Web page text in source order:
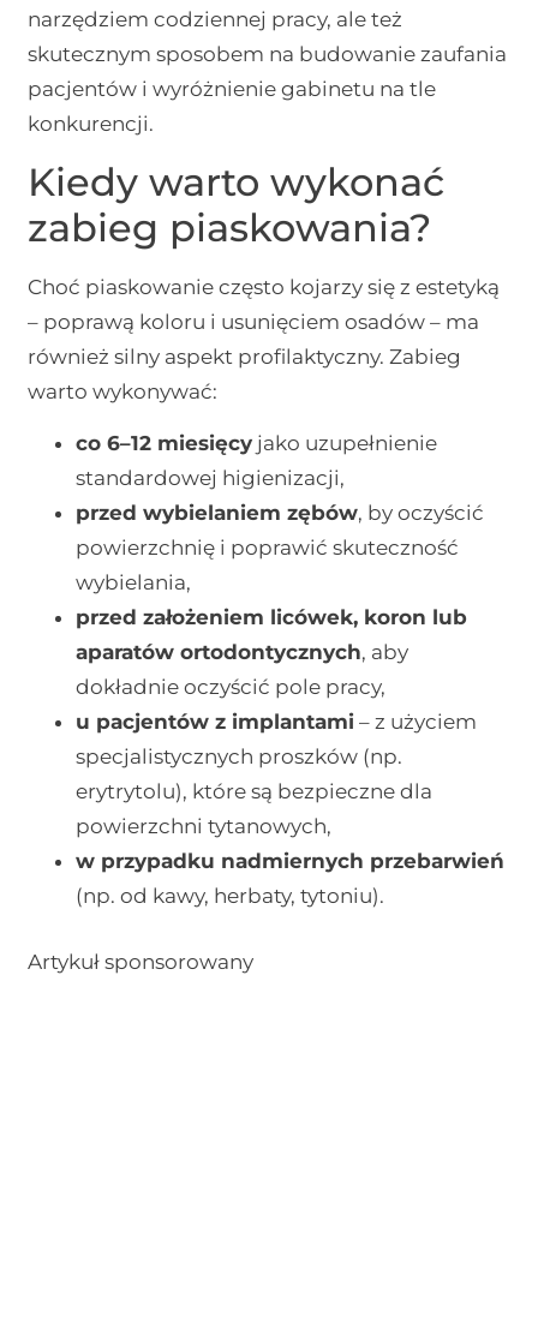
narzędziem codziennej pracy, ale też
skutecznym sposobem na budowanie zaufania
pacjentów i wyróżnienie gabinetu na tle
konkurencji.
Kiedy warto wykonać
zabieg piaskowania?
Choć piaskowanie często kojarzy się z estetyką
– poprawą koloru i usunięciem osadów – ma
również silny aspekt profilaktyczny. Zabieg
warto wykonywać:
co 6–12 miesięcy jako uzupełnienie
standardowej higienizacji,
przed wybielaniem zębów, by oczyścić
powierzchnię i poprawić skuteczność
wybielania,
przed założeniem licówek, koron lub
aparatów ortodontycznych, aby
dokładnie oczyścić pole pracy,
u pacjentów z implantami – z użyciem
specjalistycznych proszków (np.
erytrytolu), które są bezpieczne dla
powierzchni tytanowych,
w przypadku nadmiernych przebarwień
(np. od kawy, herbaty, tytoniu).
Artykuł sponsorowany